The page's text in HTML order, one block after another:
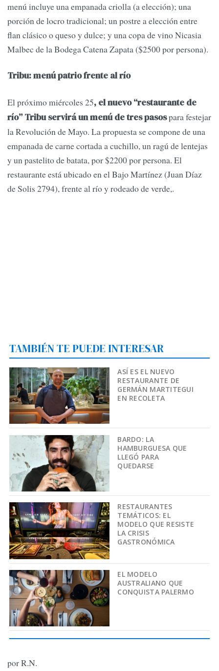
menú incluye una empanada criolla (a elección); una
porción de locro tradicional; un postre a elección entre
flan clásico o queso y dulce; y una copa de vino Nicasia
Malbec de la Bodega Catena Zapata ($2500 por persona).
Tribu: menú patrio frente al río
El próximo miércoles 25, el nuevo “restaurante de
río” Tribu servirá un menú de tres pasospara festejar
la Revolución de Mayo. La propuesta se compone de una
empanada de carne cortada a cuchillo, un ragú de lentejas
y un pastelito de batata, por $2200 por persona. El
restaurante está ubicado en el Bajo Martínez (Juan Díaz
de Solis 2794), frente al río y rodeado de verde,.
TAMBIÉN TE PUEDE INTERESAR
ASÍ ES EL NUEVO
RESTAURANTE DE
GERMÁN MARTITEGUI
EN RECOLETA
BARDO: LA
HAMBURGUESA QUE
LLEGÓ PARA
QUEDARSE
RESTAURANTES
TEMÁTICOS: EL
MODELO QUE RESISTE
LA CRISIS
GASTRONÓMICA
EL MODELO
AUSTRALIANO QUE
CONQUISTA PALERMO
por R.N.